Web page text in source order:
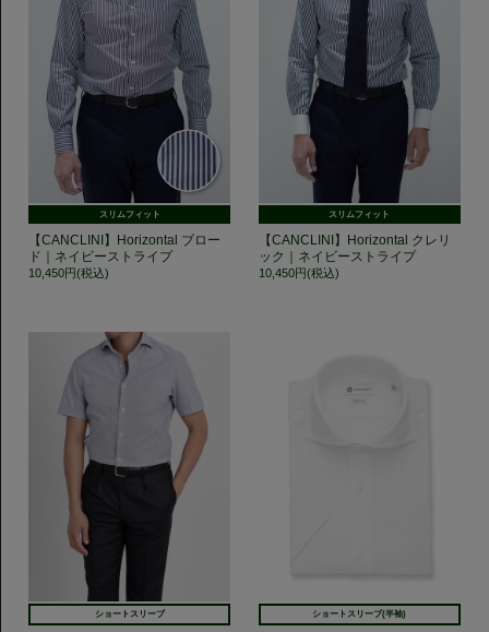
スリムフィット
【CANCLINI】Horizontal ブロー
ド｜ネイビーストライプ
10,450円(税込)
スリムフィット
【CANCLINI】Horizontal クレリ
ック｜ネイビーストライプ
10,450円(税込)
ショートスリーブ ショートスリーブ(半袖)